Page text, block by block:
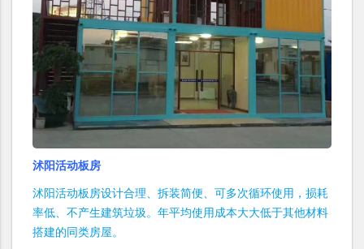
沭阳活动板房
沭阳活动板房设计合理、拆装简便、可多次循环使用，损耗
率低、不产生建筑垃圾。年平均使用成本大大低于其他材料
搭建的同类房屋。